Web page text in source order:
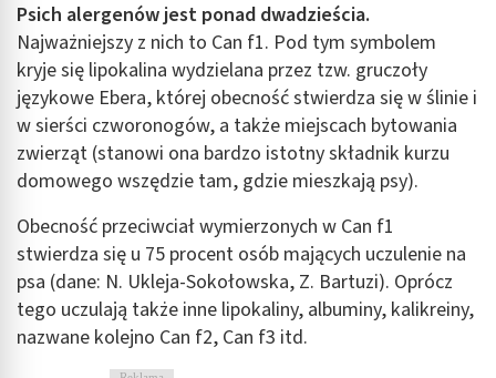
Psich alergenów jest ponad dwadzieścia.
Najważniejszy z nich to Can f1. Pod tym symbolem
kryje się lipokalina wydzielana przez tzw. gruczoły
językowe Ebera, której obecność stwierdza się w ślinie i
w sierści czworonogów, a także miejscach bytowania
zwierząt (stanowi ona bardzo istotny składnik kurzu
domowego wszędzie tam, gdzie mieszkają psy).
Obecność przeciwciał wymierzonych w Can f1
stwierdza się u 75 procent osób mających uczulenie na
psa (dane: N. Ukleja-Sokołowska, Z. Bartuzi). Oprócz
tego uczulają także inne lipokaliny, albuminy, kalikreiny,
nazwane kolejno Can f2, Can f3 itd.